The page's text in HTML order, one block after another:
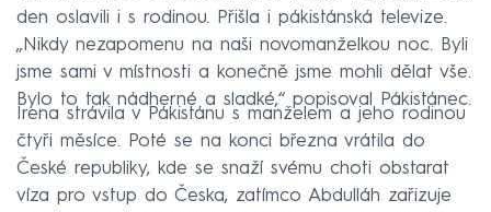
den oslavili i s rodinou. Přišla i pákistánská televize.
„Nikdy nezapomenu na naši novomanželkou noc. Byli
jsme sami v místnosti a konečně jsme mohli dělat vše.
Bylo to tak nádherné a sladké,“ popisoval Pákistánec.
Irena strávila v Pákistánu s manželem a jeho rodinou
čtyři měsíce. Poté se na konci března vrátila do
České republiky, kde se snaží svému choti obstarat
víza pro vstup do Česka, zatímco Abdulláh zařizuje